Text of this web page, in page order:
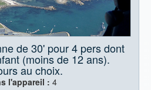
de 30' pour 4 pers dont
(moins de 12 ans).
au choix.
l'appareil : 4